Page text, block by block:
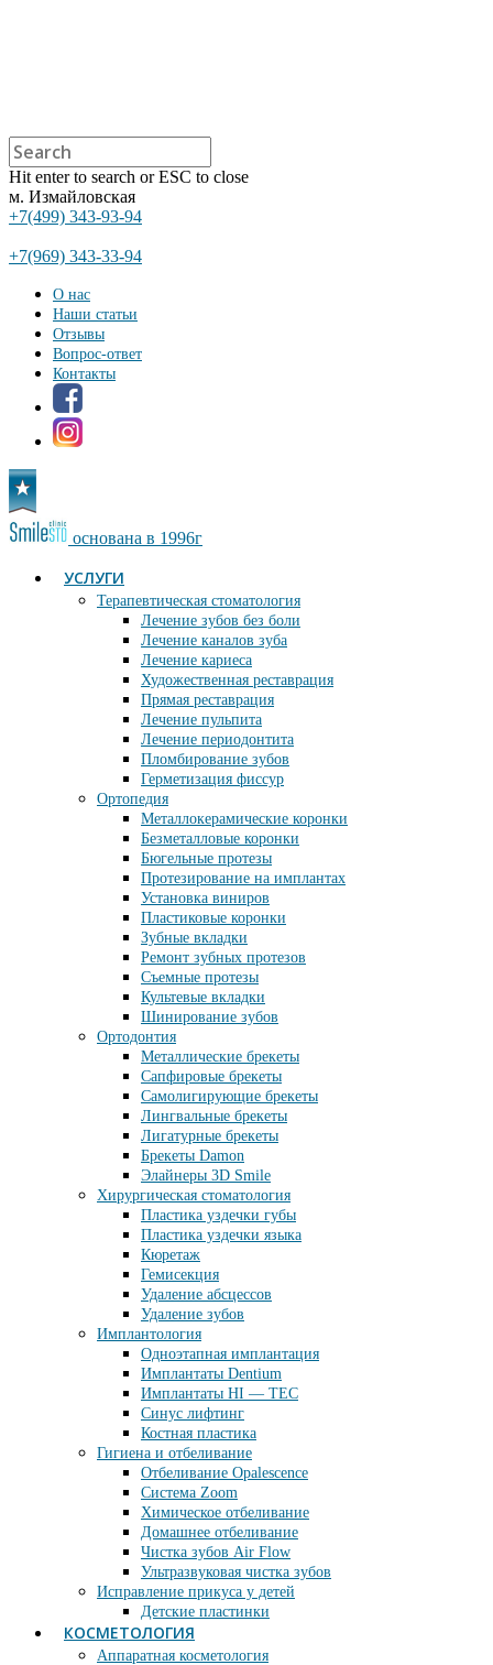
Hit enter to search or ESC to close
м. Измайловская
+7(499) 343-93-94
+7(969) 343-33-94
О нас
Наши статьи
Отзывы
Вопрос-ответ
Контакты
основана в 1996г
УСЛУГИ
Терапевтическая стоматология
Лечение зубов без боли
Лечение каналов зуба
Лечение кариеса
Художественная реставрация
Прямая реставрация
Лечение пульпита
Лечение периодонтита
Пломбирование зубов
Герметизация фиссур
Ортопедия
Металлокерамические коронки
Безметалловые коронки
Бюгельные протезы
Протезирование на имплантах
Установка виниров
Пластиковые коронки
Зубные вкладки
Ремонт зубных протезов
Съемные протезы
Культевые вкладки
Шинирование зубов
Ортодонтия
Металлические брекеты
Сапфировые брекеты
Самолигирующие брекеты
Лингвальные брекеты
Лигатурные брекеты
Брекеты Damon
Элайнеры 3D Smile
Хирургическая стоматология
Пластика уздечки губы
Пластика уздечки языка
Кюретаж
Гемисекция
Удаление абсцессов
Удаление зубов
Имплантология
Одноэтапная имплантация
Имплантаты Dentium
Имплантаты HI — TEC
Синус лифтинг
Костная пластика
Гигиена и отбеливание
Отбеливание Opalescence
Система Zoom
Химическое отбеливание
Домашнее отбеливание
Чистка зубов Air Flow
Ультразвуковая чистка зубов
Исправление прикуса у детей
Детские пластинки
КОСМЕТОЛОГИЯ
Аппаратная косметология